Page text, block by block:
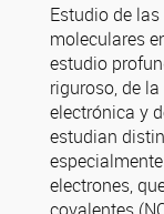
Estudio de
moleculares
estudio
riguroso, de
electrónica y
estudian
electrones,
covalentes